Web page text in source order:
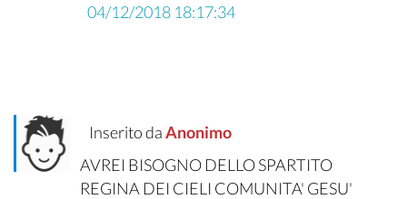
04/12/2018 18:17:34
Inserito daAnonimo
AVREI BISOGNO DELLO SPARTITO
REGINA DEI CIELI COMUNITA' GESU'